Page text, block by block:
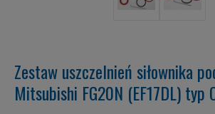
Zestaw uszczelnień siłownika
Mitsubishi FG20N (EF17DL) typ